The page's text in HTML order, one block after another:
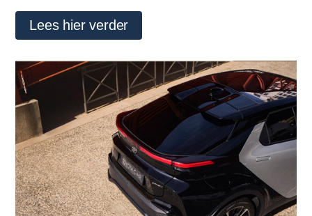
Lees hier verder